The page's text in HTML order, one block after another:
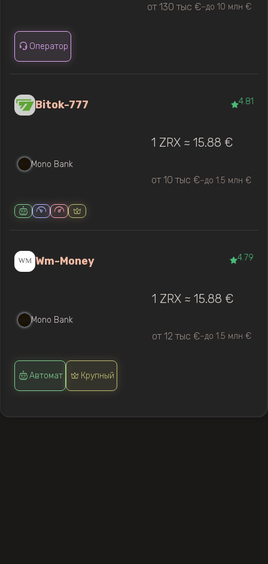
от 130 тыс €—до 10 млн €
Оператор
Bitok-777 4.81
Mono Bank
1 ZRX ≈ 15.88 €
от 10 тыс €—до 1.5 млн €
Wm-Money 4.79
Mono Bank
1 ZRX ≈ 15.88 €
от 12 тыс €—до 1.5 млн €
Автомат Крупный